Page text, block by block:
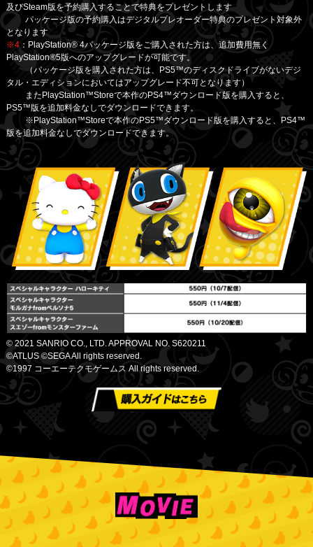
及びSteam版を予約購入することで特典をプレゼントします
パッケージ版の予約購入はデジタルプレオーダー特典のプレゼント対象外
となります
※4：PlayStation® 4パッケージ版をご購入された方は、追加費用無く
PlayStation®5版へのアップグレードが可能です。
（パッケージ版を購入された方は、PS5™のディスクドライブがないデジ
タル・エディションにおいてはアップグレード不可となります）
またPlayStation™Storeで本作のPS4™ダウンロード版を購入すると、
PS5™版を追加料金なしでダウンロードできます。
※PlayStation™Storeで本作のPS5™ダウンロード版を購入すると、PS4™
版を追加料金なしでダウンロードできます。
© 2021 SANRIO CO., LTD. APPROVAL NO. S620211
©ATLUS ©SEGA All rights reserved.
©1997 コーエーテクモゲームス All rights reserved.